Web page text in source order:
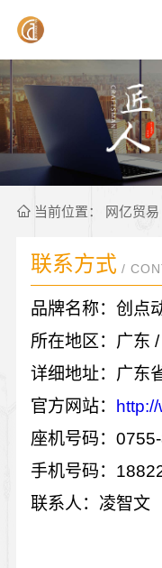
当前位置： 网亿贸易
联系方式 /
品牌名称：创点
所在地区：广东 /
官方网站：
座机号码：
手机号码：
联系人：凌智文